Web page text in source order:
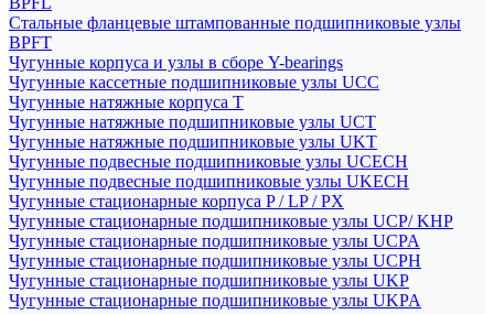
Стальные фланцевые штампованные подшипниковые узлы
BPFT
Чугунные корпуса и узлы в сборе Y-bearings
Чугунные кассетные подшипниковые узлы UCC
Чугунные натяжные корпуса T
Чугунные натяжные подшипниковые узлы UCT
Чугунные натяжные подшипниковые узлы UKT
Чугунные подвесные подшипниковые узлы UCECH
Чугунные подвесные подшипниковые узлы UKECH
Чугунные стационарные корпуса P / LP / PX
Чугунные стационарные подшипниковые узлы UCP/ KHP
Чугунные стационарные подшипниковые узлы UCPA
Чугунные стационарные подшипниковые узлы UCPH
Чугунные стационарные подшипниковые узлы UKP
Чугунные стационарные подшипниковые узлы UKPA